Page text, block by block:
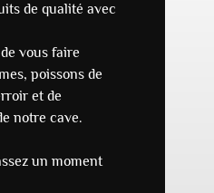
de qualité avec
vous faire
poissons de
et de
notre cave.
un moment